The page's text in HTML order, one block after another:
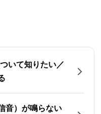
いて知りたい／
音）が鳴らない